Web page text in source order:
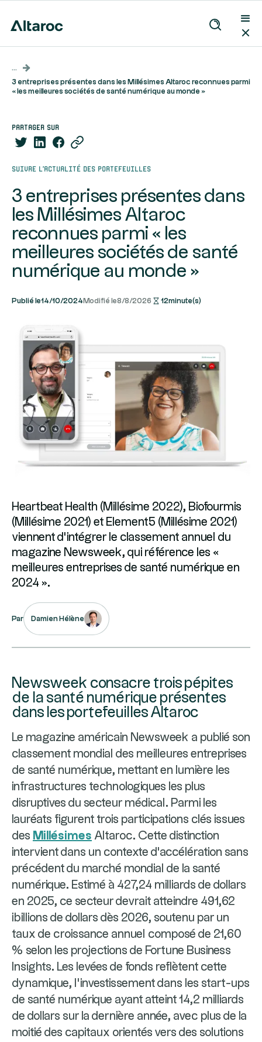
...
3 entreprises présentes dans les Millésimes Altaroc reconnues parmi
« les meilleures sociétés de santé numérique au monde »
partager sur
Suivre l’actualité des portefeuilles
3 entreprises présentes dans
les Millésimes Altaroc
reconnues parmi « les
meilleures sociétés de santé
numérique au monde »
Publié le14/10/2024 Modifié le8/8/2026 12minute(s)
Heartbeat Health (Millésime 2022), Biofourmis
(Millésime 2021) et Element5 (Millésime 2021)
viennent d’intégrer le classement annuel du
magazine Newsweek, qui référence les «
meilleures entreprises de santé numérique en
2024 ».
Par Damien Hélène
Newsweek consacre trois pépites
de la santé numérique présentes
dans les portefeuilles Altaroc
Le magazine américain Newsweek a publié son
classement mondial des meilleures entreprises
de santé numérique, mettant en lumière les
infrastructures technologiques les plus
disruptives du secteur médical. Parmi les
lauréats figurent trois participations clés issues
des Millésimes Altaroc. Cette distinction
intervient dans un contexte d'accélération sans
précédent du marché mondial de la santé
numérique. Estimé à 427,24 milliards de dollars
en 2025, ce secteur devrait atteindre 491,62
ibillions de dollars dès 2026, soutenu par un
taux de croissance annuel composé de 21,60
% selon les projections de Fortune Business
Insights. Les levées de fonds reflètent cette
dynamique, l'investissement dans les start-ups
de santé numérique ayant atteint 14,2 milliards
de dollars sur la dernière année, avec plus de la
moitié des capitaux orientés vers des solutions